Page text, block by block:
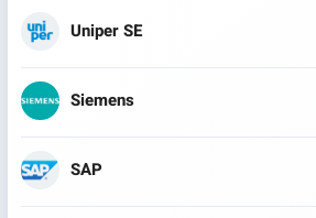
Uniper SE
Siemens
SAP